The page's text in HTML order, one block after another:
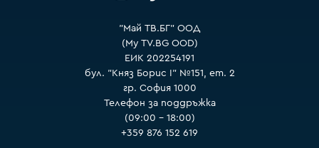
"Май ТВ.БГ" ООД
(My TV.BG OOD)
ЕИК 202254191
бул. "Княз Борис I" №151, ет. 2
гр. София 1000
Телефон за поддръжка
(09:00 – 18:00)
+359 876 152 619